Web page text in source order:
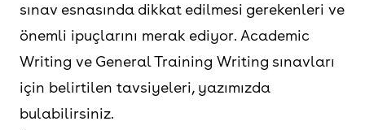
sınav esnasında dikkat edilmesi gerekenleri ve
önemli ipuçlarını merak ediyor. Academic
Writing ve General Training Writing sınavları
için belirtilen tavsiyeleri, yazımızda
bulabilirsiniz.